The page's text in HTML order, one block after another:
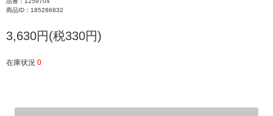
商品ID：185286832
3,630円(税330円)
在庫状況 0